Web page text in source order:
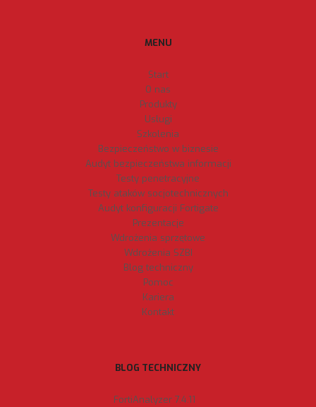
MENU
Start
O nas
Produkty
Usługi
Szkolenia
Bezpieczeństwo w biznesie
Audyt bezpieczeństwa informacji
Testy penetracyjne
Testy ataków socjotechnicznych
Audyt konfiguracji Fortigate
Prezentacje
Wdrożenia sprzętowe
Wdrożenia SZBI
Blog techniczny
Pomoc
Kariera
Kontakt
BLOG TECHNICZNY
FortiAnalyzer 7.4.11